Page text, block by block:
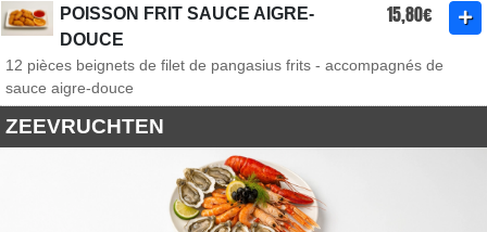
POISSON FRIT SAUCE AIGRE-
DOUCE
15,80€
12 pièces beignets de filet de pangasius frits - accompagnés de
sauce aigre-douce
ZEEVRUCHTEN